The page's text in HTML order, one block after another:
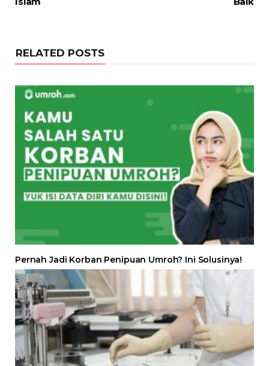
RELATED POSTS
Pernah Jadi Korban Penipuan Umroh? Ini Solusinya!